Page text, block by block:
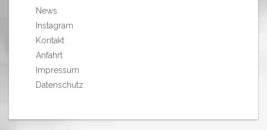
News
Instagram
Kontakt
Anfahrt
Impressum
Datenschutz